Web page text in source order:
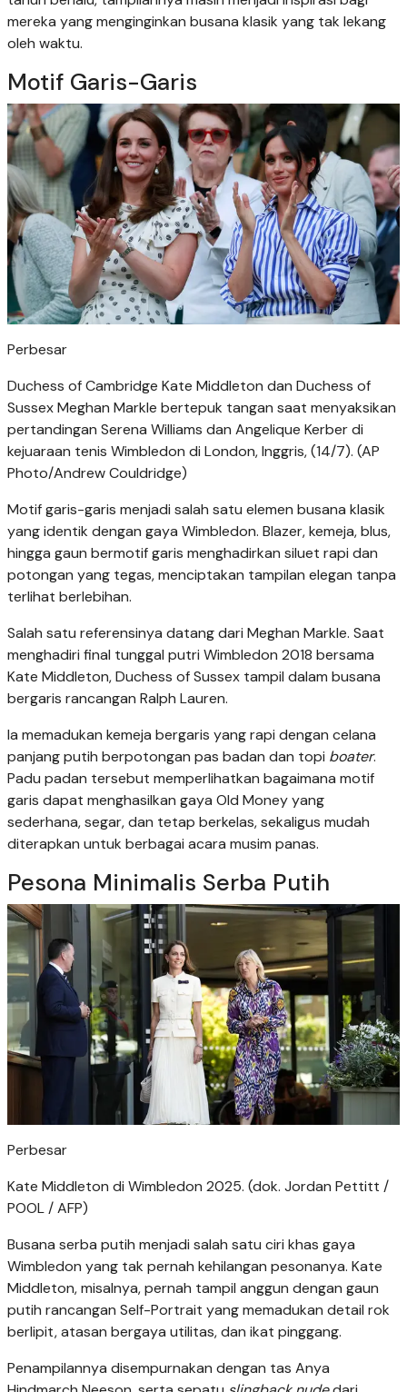
mereka yang menginginkan busana klasik yang tak lekang
oleh waktu.
Motif Garis-Garis
Perbesar
Duchess of Cambridge Kate Middleton dan Duchess of
Sussex Meghan Markle bertepuk tangan saat menyaksikan
pertandingan Serena Williams dan Angelique Kerber di
kejuaraan tenis Wimbledon di London, Inggris, (14/7). (AP
Photo/Andrew Couldridge)
Motif garis-garis menjadi salah satu elemen busana klasik
yang identik dengan gaya Wimbledon. Blazer, kemeja, blus,
hingga gaun bermotif garis menghadirkan siluet rapi dan
potongan yang tegas, menciptakan tampilan elegan tanpa
terlihat berlebihan.
Salah satu referensinya datang dari Meghan Markle. Saat
menghadiri final tunggal putri Wimbledon 2018 bersama
Kate Middleton, Duchess of Sussex tampil dalam busana
bergaris rancangan Ralph Lauren.
Ia memadukan kemeja bergaris yang rapi dengan celana
panjang putih berpotongan pas badan dan topi boater.
Padu padan tersebut memperlihatkan bagaimana motif
garis dapat menghasilkan gaya Old Money yang
sederhana, segar, dan tetap berkelas, sekaligus mudah
diterapkan untuk berbagai acara musim panas.
Pesona Minimalis Serba Putih
Perbesar
Kate Middleton di Wimbledon 2025. (dok. Jordan Pettitt /
POOL / AFP)
Busana serba putih menjadi salah satu ciri khas gaya
Wimbledon yang tak pernah kehilangan pesonanya. Kate
Middleton, misalnya, pernah tampil anggun dengan gaun
putih rancangan Self-Portrait yang memadukan detail rok
berlipit, atasan bergaya utilitas, dan ikat pinggang.
Penampilannya disempurnakan dengan tas Anya